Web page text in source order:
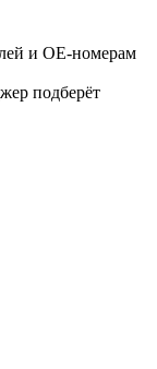
и OE-номерам
подберёт